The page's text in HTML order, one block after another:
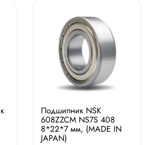
Подшипник NSK
608ZZCM NS7S 408
8*22*7 мм, (MADE IN
JAPAN)